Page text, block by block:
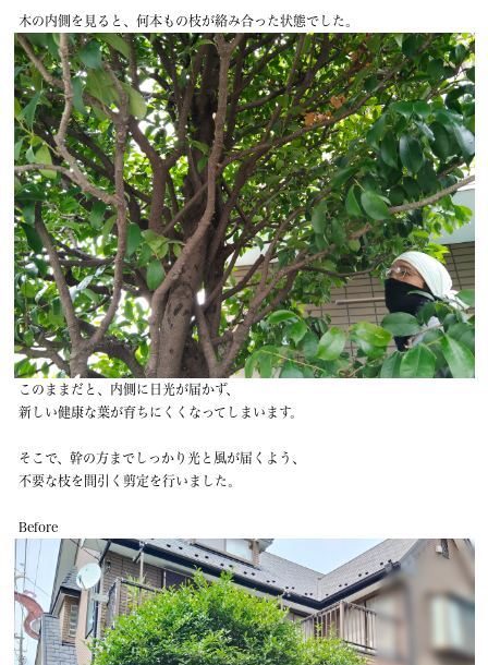
木の内側を見ると、何本もの枝が絡み合った状態でした。
このままだと、内側に日光が届かず、
新しい健康な葉が育ちにくくなってしまいます。
そこで、幹の方までしっかり光と風が届くよう、
不要な枝を間引く剪定を行いました。
Before